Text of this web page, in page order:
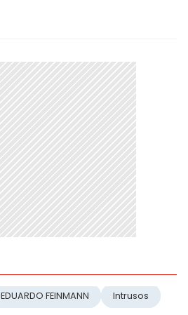
EDUARDO FEINMANN Intrusos